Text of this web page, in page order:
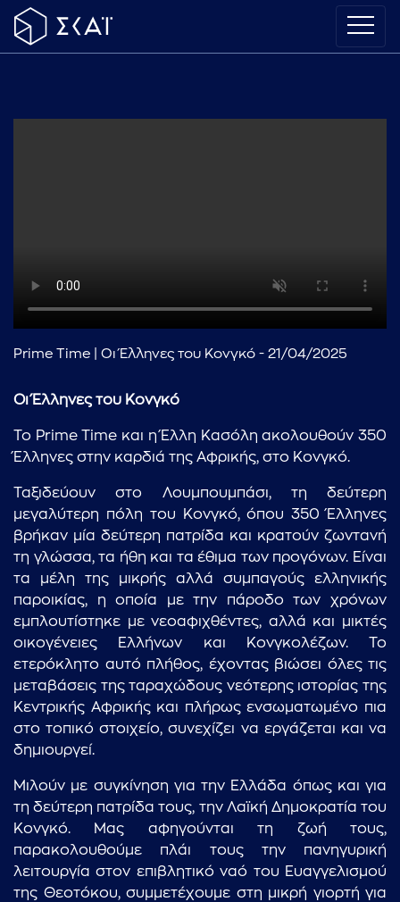
Prime Time | Οι Έλληνες του Κονγκό - 21/04/2025
Οι Έλληνες του Κονγκό
Το Prime Time και η Έλλη Κασόλη ακολουθούν 350
Έλληνες στην καρδιά της Αφρικής, στο Κονγκό.
Ταξιδεύουν στο Λουμπουμπάσι, τη δεύτερη
μεγαλύτερη πόλη του Κονγκό, όπου 350 Έλληνες
βρήκαν μία δεύτερη πατρίδα και κρατούν ζωντανή
τη γλώσσα, τα ήθη και τα έθιμα των προγόνων. Είναι
τα μέλη της μικρής αλλά συμπαγούς ελληνικής
παροικίας, η οποία με την πάροδο των χρόνων
εμπλουτίστηκε με νεοαφιχθέντες, αλλά και μικτές
οικογένειες Ελλήνων και Κονγκολέζων. Το
ετερόκλητο αυτό πλήθος, έχοντας βιώσει όλες τις
μεταβάσεις της ταραχώδους νεότερης ιστορίας της
Κεντρικής Αφρικής και πλήρως ενσωματωμένο πια
στο τοπικό στοιχείο, συνεχίζει να εργάζεται και να
δημιουργεί.
Μιλούν με συγκίνηση για την Ελλάδα όπως και για
τη δεύτερη πατρίδα τους, την Λαϊκή Δημοκρατία του
Κονγκό. Μας αφηγούνται τη ζωή τους,
παρακολουθούμε πλάι τους την πανηγυρική
λειτουργία στον επιβλητικό ναό του Ευαγγελισμού
της Θεοτόκου, συμμετέχουμε στη μικρή γιορτή για